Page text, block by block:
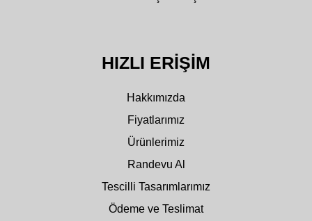
HIZLI ERIŞIM
Hakkımızda
Fiyatlarımız
Ürünlerimiz
Randevu Al
Tescilli Tasarımlarımız
Ödeme ve Teslimat